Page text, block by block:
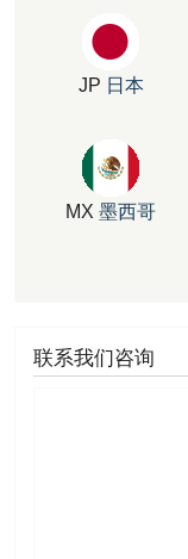
JP 日本
MX 墨西哥
联系我们咨询